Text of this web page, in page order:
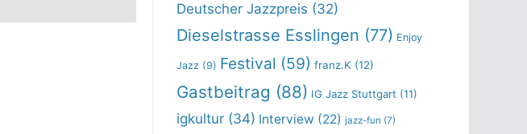
Deutscher Jazzpreis (32)
Dieselstrasse Esslingen (77) Enjoy
Jazz (9) Festival (59) franz.K (12)
Gastbeitrag (88) IG Jazz Stuttgart (11)
igkultur (34) Interview (22) jazz-fun (7)